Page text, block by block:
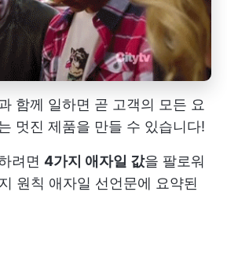
함께 일하면 곧 고객의 모든 요
멋진 제품을 만들 수 있습니다!
려면 4가지 애자일 값을 팔로워
원칙 애자일 선언문에 요약된